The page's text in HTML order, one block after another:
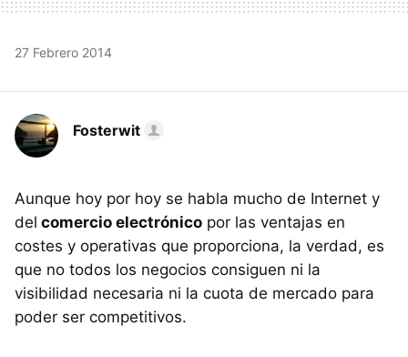
27 Febrero 2014
Fosterwit
Aunque hoy por hoy se habla mucho de Internet y
del comercio electrónico por las ventajas en
costes y operativas que proporciona, la verdad, es
que no todos los negocios consiguen ni la
visibilidad necesaria ni la cuota de mercado para
poder ser competitivos.